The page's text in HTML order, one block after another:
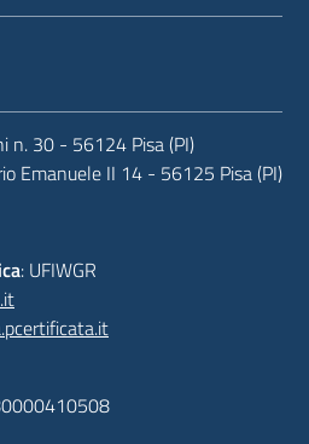
n. 30 - 56124 Pisa (PI)
Emanuele II 14 - 56125 Pisa (PI)
: UFIWGR